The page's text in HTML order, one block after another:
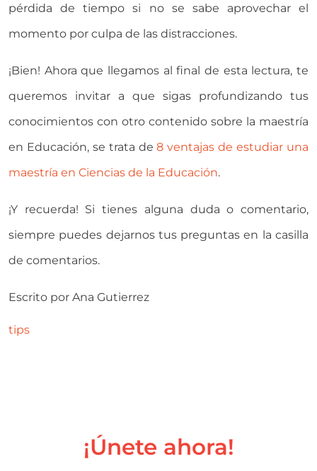
pérdida de tiempo si no se sabe aprovechar el
momento por culpa de las distracciones.
¡Bien! Ahora que llegamos al final de esta lectura, te
queremos invitar a que sigas profundizando tus
conocimientos con otro contenido sobre la maestría
en Educación, se trata de8 ventajas de estudiar una
maestría en Ciencias de la Educación.
¡Y recuerda! Si tienes alguna duda o comentario,
siempre puedes dejarnos tus preguntas en la casilla
de comentarios.
Escrito por Ana Gutierrez
tips
¡Únete ahora!